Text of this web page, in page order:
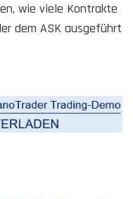
wie viele Kontrakte
dem ASK ausgeführt